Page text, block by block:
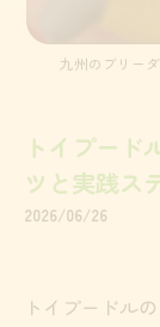
トイプード
ツと実践ス
2026/06/26
トイプードル